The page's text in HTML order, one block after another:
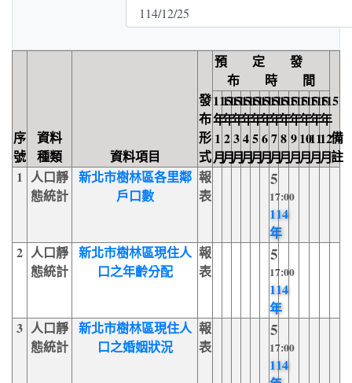
序
號
資料
種類
資料項目
發
布
形
式
預 定 發
布 時 間
備
註
115
年
1
月
115
年
2
月
115
年
3
月
115
年
4
月
115
年
5
月
115
年
6
月
115
年
7
月
115
年
8
月
115
年
9
月
115
年
10
月
115
年
11
月
115
年
12
月
1 人口靜
態統計
新北市樹林區各里鄰
戶口數
報
表
5
17:00
114
年
2 人口靜
態統計
新北市樹林區現住人
口之年齡分配
報
表
5
17:00
114
年
3 人口靜
態統計
新北市樹林區現住人
口之婚姻狀況
報
表
5
17:00
114